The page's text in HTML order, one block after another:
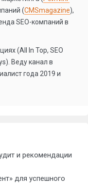
(CMSmagazine),
SEO-компаний в
(All In Top, SEO
Веду канал в
года 2019 и
и рекомендации
для успешного